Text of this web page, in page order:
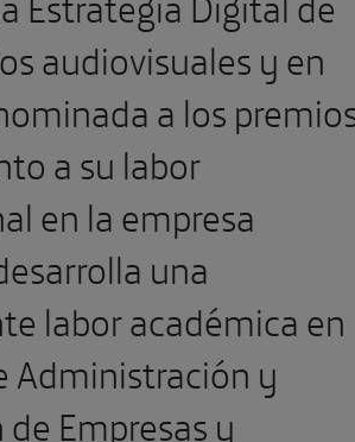
audiovisuales y en
a los
a su labor
en la empresa
una
labor académica en
Administración y
Empresas y